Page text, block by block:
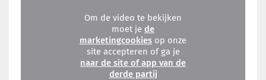
Om de video te bekijken
moet je de
marketingcookies op onze
site accepteren of ga je
naar de site of app van de
derde partij